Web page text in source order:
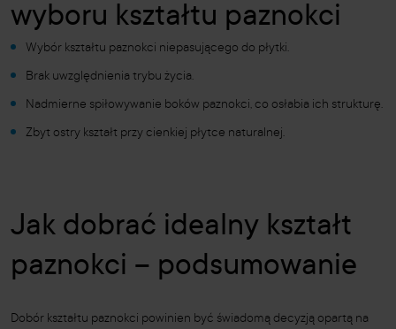
wyboru kształtu paznokci
Wybór kształtu paznokci niepasującego do płytki.
Brak uwzględnienia trybu życia.
Nadmierne spiłowywanie boków paznokci, co osłabia ich strukturę.
Zbyt ostry kształt przy cienkiej płytce naturalnej.
Jak dobrać idealny kształt
paznokci – podsumowanie
Dobór kształtu paznokci powinien być świadomą decyzją opartą na